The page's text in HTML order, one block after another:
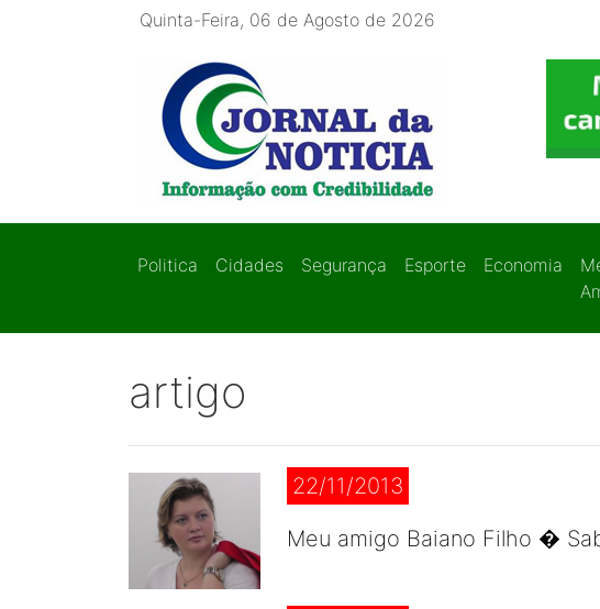
Quinta-Feira, 06 de Agosto de 2026
Politica Cidades Segurança Esporte Economia
artigo
22/11/2013
Meu amigo Baiano Filho �